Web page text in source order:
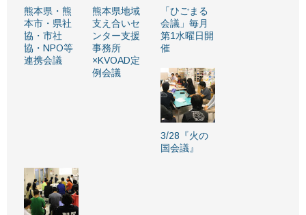
熊本県・熊
本市・県社
協・市社
協・NPO等
連携会議
熊本県地域
支え合いセ
ンター支援
事務所
×KVOAD定
例会議
「ひごまる
会議」毎月
第1水曜日開
催
3/28『火の
国会議』